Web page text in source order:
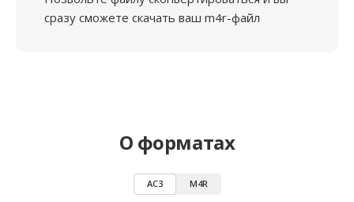
сразу сможете скачать ваш m4r-файл
О форматах
AC3 M4R